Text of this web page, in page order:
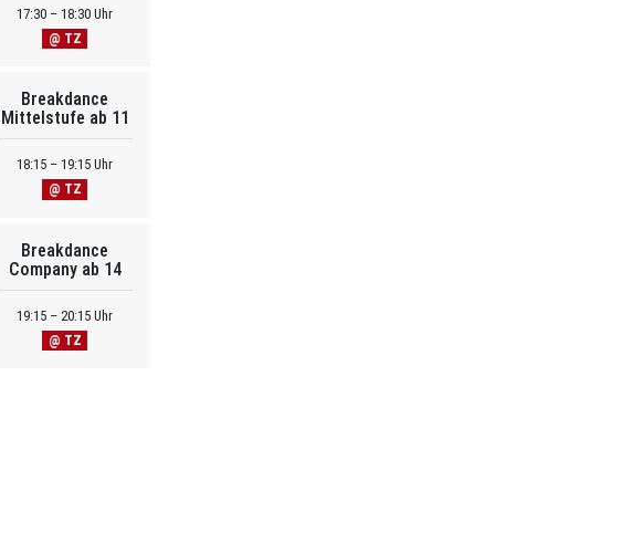
17:30 – 18:30 Uhr
@ TZ
Breakdance
Mittelstufe ab 11
18:15 – 19:15 Uhr
@ TZ
Breakdance
Company ab 14
19:15 – 20:15 Uhr
@ TZ